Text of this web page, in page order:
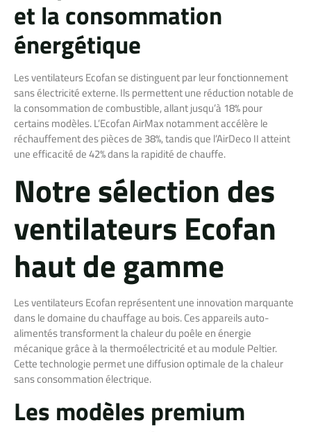
et la consommation
énergétique
Les ventilateurs Ecofan se distinguent par leur fonctionnement
sans électricité externe. Ils permettent une réduction notable de
la consommation de combustible, allant jusqu’à 18% pour
certains modèles. L’Ecofan AirMax notamment accélère le
réchauffement des pièces de 38%, tandis que l’AirDeco II atteint
une efficacité de 42% dans la rapidité de chauffe.
Notre sélection des
ventilateurs Ecofan
haut de gamme
Les ventilateurs Ecofan représentent une innovation marquante
dans le domaine du chauffage au bois. Ces appareils auto-
alimentés transforment la chaleur du poêle en énergie
mécanique grâce à la thermoélectricité et au module Peltier.
Cette technologie permet une diffusion optimale de la chaleur
sans consommation électrique.
Les modèles premium